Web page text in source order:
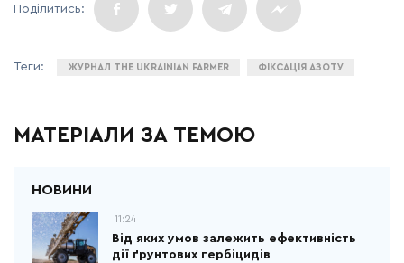
ЖУРНАЛ THE UKRAINIAN FARMER ФІКСАЦІЯ АЗОТУ
МАТЕРІАЛИ ЗА ТЕМОЮ
11:24
Від яких умов залежить ефективність
дії ґрунтових гербіцидів